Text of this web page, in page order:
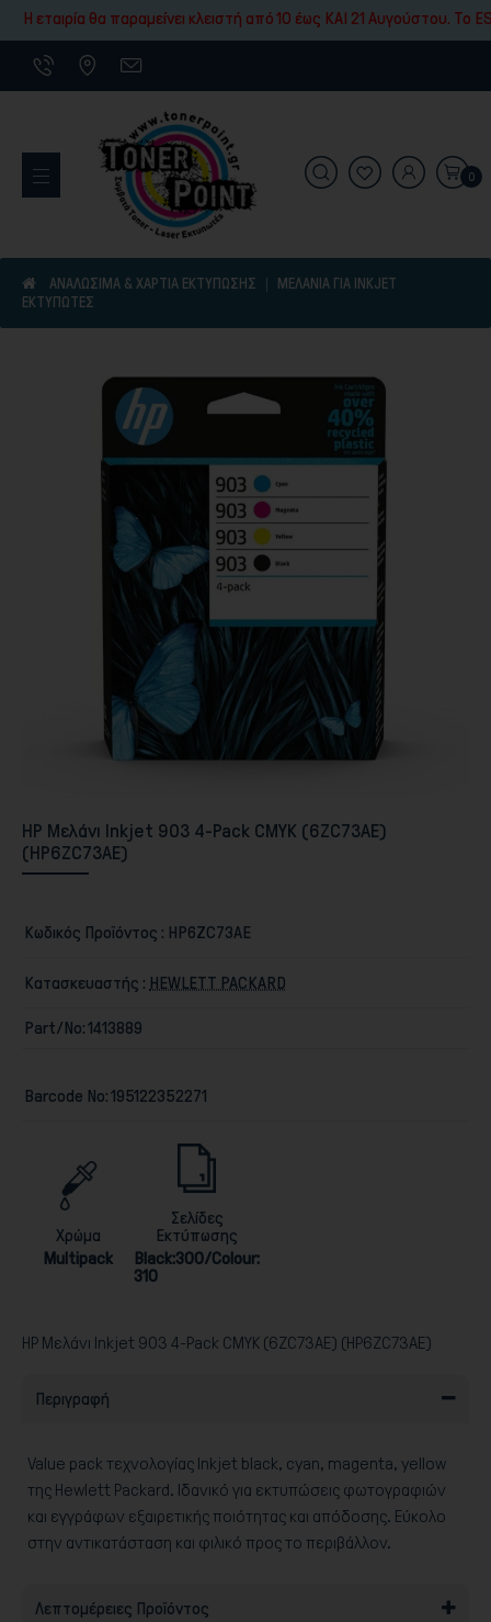
Η εταιρία θα παραμείνει κλειστή από 10 έως ΚΑΙ 21 Αυγούστου. To
Εκτυπωτικά Μηχανήματα
Είδη γραφικής ύλης
Περιφερειακά PC & Οθόνες
Αποθήκευση
0
ΑΝΑΛΩΣΙΜΑ & ΧΑΡΤΙΑ ΕΚΤΥΠΩΣΗΣ
ΜΕΛΆΝΙΑ ΓΙΑ INKJET
ΕΚΤΥΠΩΤΈΣ
HP Μελάνι Inkjet 903 4-Pack CMYK (6ZC73AE)
(HP6ZC73AE)
Κωδικός Προϊόντος : HP6ZC73AE
Κατασκευαστής : HEWLETT PACKARD
Part/No:1413889
Barcode No:195122352271
Χρώμα
Multipack
Σελίδες
Εκτύπωσης
Black:300/Colour:
310
HP Μελάνι Inkjet 903 4-Pack CMYK (6ZC73AE) (HP6ZC73AE)
Περιγραφή
Value pack τεχνολογίας Inkjet black, cyan, magenta, yellow
της Hewlett Packard. Ιδανικό για εκτυπώσεις φωτογραφιών
και εγγράφων εξαιρετικής ποιότητας και απόδοσης. Εύκολο
στην αντικατάσταση και φιλικό προς το περιβάλλον.
Λεπτομέρειες Προϊόντος